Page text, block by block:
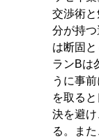
交渉術
分が持
は断固
ランBは
うに事
を取る
決を避
る。ま